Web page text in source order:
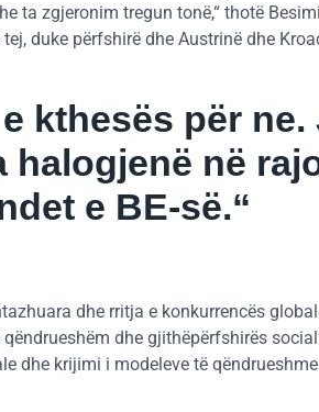
ta zgjeronim tregun tonë,“ thotë
duke përfshirë dhe Austrinë dhe
kthesës për ne.
halogjenë në
e BE-së.“
dhe rritja e konkurrencës
dhe gjithëpërfshirës
dhe krijimi i modeleve të